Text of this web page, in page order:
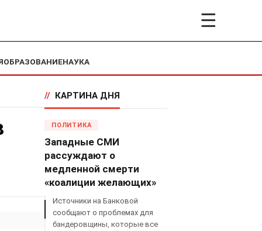
☰
ОБРАЗОВАНИЕНАУКА
// КАРТИНА ДНЯ
ПОЛИТИКА
Западные СМИ
рассуждают о
медленной смерти
«коалиции желающих»
Источники на Банковой
сообщают о проблемах для
бандеровщины, которые все